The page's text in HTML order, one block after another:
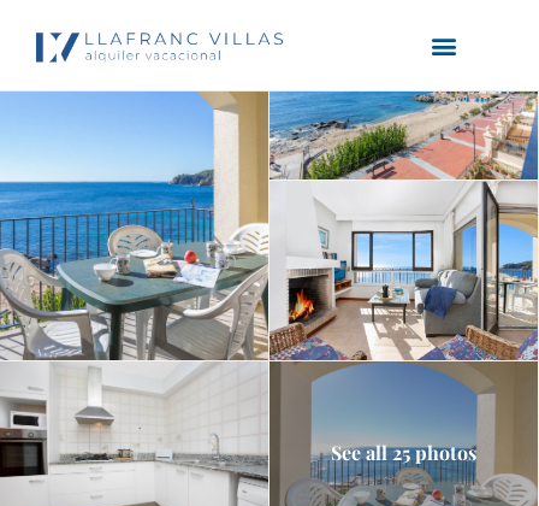
See all 25 photos